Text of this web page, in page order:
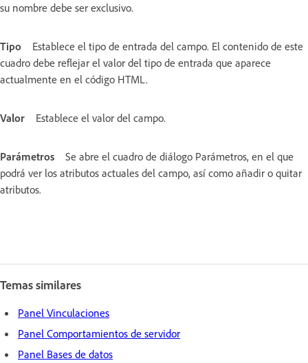
su nombre debe ser exclusivo.
Tipo
Establece el tipo de entrada del campo. El contenido de este
cuadro debe reflejar el valor del tipo de entrada que aparece
actualmente en el código HTML.
Valor Establece el valor del campo.
Parámetros
Se abre el cuadro de diálogo Parámetros, en el que
podrá ver los atributos actuales del campo, así como añadir o quitar
atributos.
Temas similares
Panel Vinculaciones
Panel Comportamientos de servidor
Panel Bases de datos